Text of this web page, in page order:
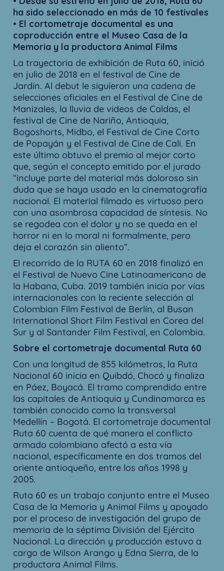
ha sido seleccionado en más de 10 festivales
• El cortometraje documental es una
coproducción entre el Museo Casa de la
Memoria y la productora Animal Films
La trayectoria de exhibición de Ruta 60, inició
en julio de 2018 en el festival de Cine de
Jardín. Al debut le siguieron una cadena de
selecciones oficiales en el Festival de Cine de
Manizales, la lluvia de videos de Caldas, el
festival de Cine de Nariño, Antioquia,
Bogoshorts, Midbo, el Festival de Cine Corto
de Popayán y el Festival de Cine de Cali. En
este último obtuvo el premio al mejor corto
que, según el concepto emitido por el jurado
“incluye parte del material más doloroso sin
duda que se haya usado en la cinematografía
nacional. El material filmado es virtuoso pero
con una asombrosa capacidad de síntesis. No
se regodea con el dolor y no se queda en el
horror ni en lo moral ni formalmente, pero
deja el corazón sin aliento”.
El recorrido de la RUTA 60 en 2018 finalizó en
el Festival de Nuevo Cine Latinoamericano de
la Habana, Cuba. 2019 también inicia por vías
internacionales con la reciente selección al
Colombian Film Festival de Berlín, al Busan
International Short Film Festival en Corea del
Sur y al Santander Film Festival, en Colombia.
Sobre el cortometraje documental Ruta 60
Con una longitud de 855 kilómetros, la Ruta
Nacional 60 inicia en Quibdó, Chocó y finaliza
en Páez, Boyacá. El tramo comprendido entre
las capitales de Antioquia y Cundinamarca es
también conocido como la transversal
Medellín – Bogotá. El cortometraje documental
Ruta 60 cuenta de qué manera el conflicto
armado colombiano afectó a esta vía
nacional, específicamente en dos tramos del
oriente antioqueño, entre los años 1998 y
2005.
Ruta 60 es un trabajo conjunto entre el Museo
Casa de la Memoria y Animal Films y apoyado
por el proceso de investigación del grupo de
memoria de la séptima División del Ejército
Nacional. La dirección y producción estuvo a
cargo de Wilson Arango y Edna Sierra, de la
productora Animal Films.